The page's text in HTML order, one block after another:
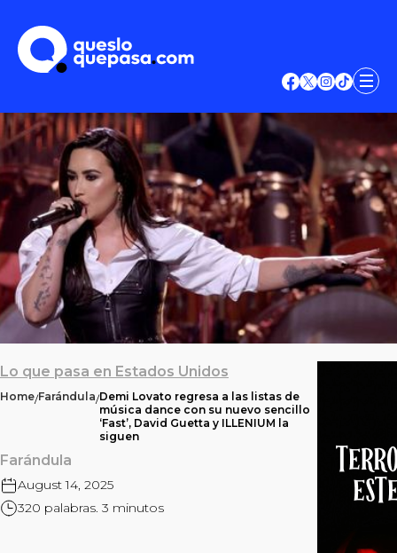
Lo que pasa en Estados Unidos
Home/Farándula/Demi Lovato regresa a las listas de
música dance con su nuevo sencillo
‘Fast’, David Guetta y ILLENIUM la
siguen
Farándula
August 14, 2025
320 palabras. 3 minutos